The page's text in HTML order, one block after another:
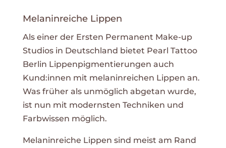
Melaninreiche Lippen
Als einer der Ersten Permanent Make-up
Studios in Deutschland bietet Pearl Tattoo
Berlin Lippenpigmentierungen auch
Kund:innen mit melaninreichen Lippen an.
Was früher als unmöglich abgetan wurde,
ist nun mit modernsten Techniken und
Farbwissen möglich.
Melaninreiche Lippen sind meist am Rand